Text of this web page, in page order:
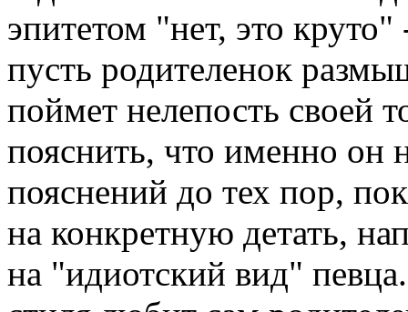
эпитетом "нет, это
пусть родителенок
поймет нелепость своей
пояснить, что именно он
пояснений до тех пор,
на конкретную детать,
на "идиотский вид"